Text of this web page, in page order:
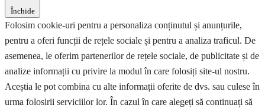
Închide
Folosim cookie-uri pentru a personaliza conținutul și anunțurile,
pentru a oferi funcții de rețele sociale și pentru a analiza traficul. De
asemenea, le oferim partenerilor de rețele sociale, de publicitate și de
analize informații cu privire la modul în care folosiți site-ul nostru.
Aceștia le pot combina cu alte informații oferite de dvs. sau culese în
urma folosirii serviciilor lor. În cazul în care alegeți să continuați să